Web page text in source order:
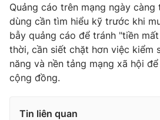
® Cấm sao chép dưới mọi hình thức
thuận bằng văn bản. Ghi rõ nguồn
thông tin từ website này.
Quảng cáo trên mạng ngày
dùng cần tìm hiểu kỹ trước khi
bẫy quảng cáo để tránh "tiền
thời, cần siết chặt hơn việc kiểm
năng và nền tảng mạng xã hội
cộng đồng.
Tin liên quan